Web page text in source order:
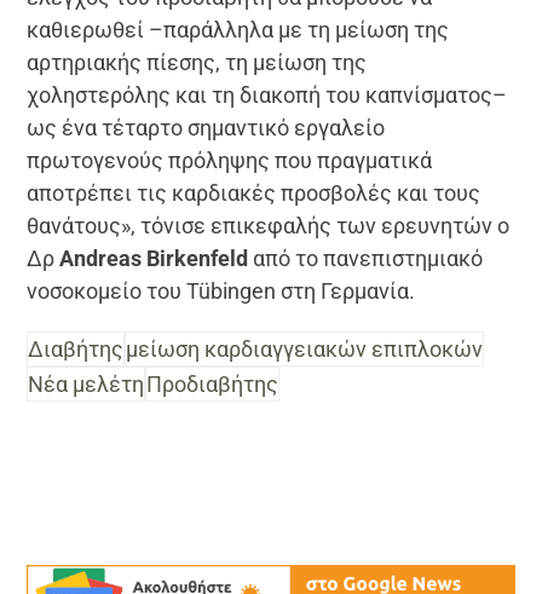
καθιερωθεί –παράλληλα με τη μείωση της
αρτηριακής πίεσης, τη μείωση της
χοληστερόλης και τη διακοπή του καπνίσματος–
ως ένα τέταρτο σημαντικό εργαλείο
πρωτογενούς πρόληψης που πραγματικά
αποτρέπει τις καρδιακές προσβολές και τους
θανάτους», τόνισε επικεφαλής των ερευνητών ο
ΔρAndreas Birkenfeld από το πανεπιστημιακό
νοσοκομείο του Tübingen στη Γερμανία.
Διαβήτηςμείωση καρδιαγγειακών επιπλοκών
Νέα μελέτηΠροδιαβήτης